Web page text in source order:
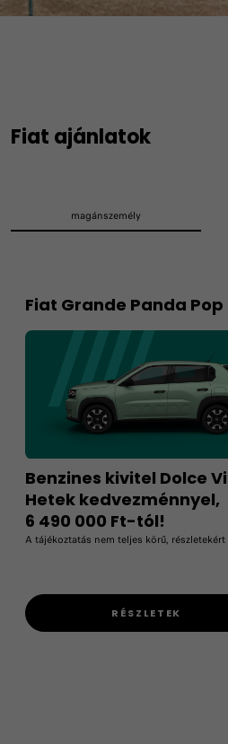
Fiat ajánlatok
magánszemély
Fiat Grande Panda Pop
Benzines kivitel Dolce
Hetek kedvezménnyel,
6 490 000 Ft-tól!
A tájékoztatás nem teljes körű,
RÉSZLETEK